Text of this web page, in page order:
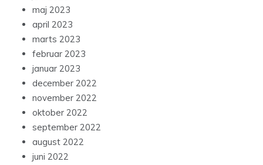
maj 2023
april 2023
marts 2023
februar 2023
januar 2023
december 2022
november 2022
oktober 2022
september 2022
august 2022
juni 2022